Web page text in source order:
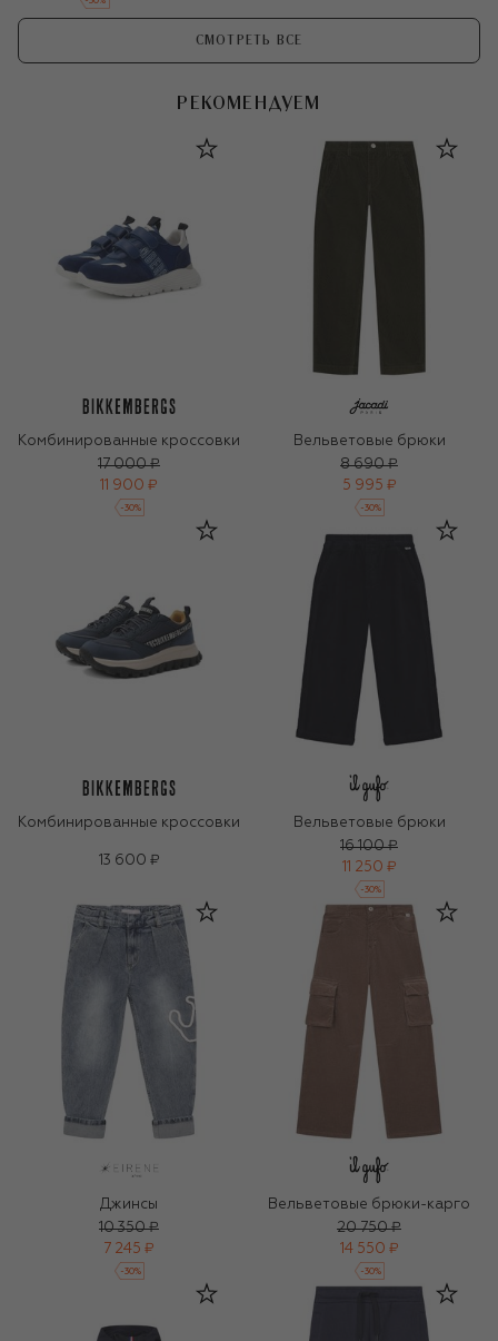
СМОТРЕТЬ ВСЕ
РЕКОМЕНДУЕМ
Комбинированные кроссовки
17 000 ₽
11 900 ₽
-30%
Вельветовые брюки
8 690 ₽
5 995 ₽
-30%
Комбинированные кроссовки
13 600 ₽
Вельветовые брюки
16 100 ₽
11 250 ₽
-30%
Джинсы
10 350 ₽
7 245 ₽
-30%
Вельветовые брюки-карго
20 750 ₽
14 550 ₽
-30%